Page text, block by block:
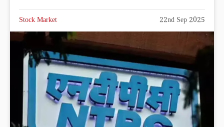
Stock Market 22nd Sep 2025